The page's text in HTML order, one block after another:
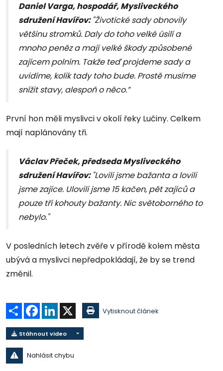
Daniel Varga, hospodář, Mysliveckého
sdružení Havířov: "Životické sady obnovily
většinu stromků. Daly do toho velké úsilí a
mnoho peněz a mají velké škody způsobené
zajícem polním. Takže teď projdeme sady a
uvidíme, kolik tady toho bude. Prostě musíme
snížit stavy, alespoň o něco.”
První hon měli myslivci v okolí řeky Lučiny. Celkem
mají naplánovány tři.
Václav Přeček, předseda Mysliveckého
sdružení Havířov: "Lovili jsme bažanta a lovili
jsme zajíce. Ulovili jsme 15 kačen, pět zajíců a
pouze tři kohouty bažanty. Nic světoborného to
nebylo."
V posledních letech zvěře v přírodě kolem města
ubývá a myslivci nepředpokládají, že by se trend
změnil.
Sdílet Facebook
LinkedIn Vytisknout článek
Stáhnout video
Nahlásit chybu